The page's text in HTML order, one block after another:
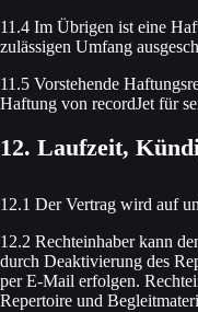
11.4 Im Übrigen ist eine
zulässigen Umfang
11.5 Vorstehende
Haftung von recordJet für
12. Laufzeit,
12.1 Der Vertrag wird auf
12.2 Rechteinhaber kann
durch Deaktivierung des
per E-Mail erfolgen.
Repertoire und